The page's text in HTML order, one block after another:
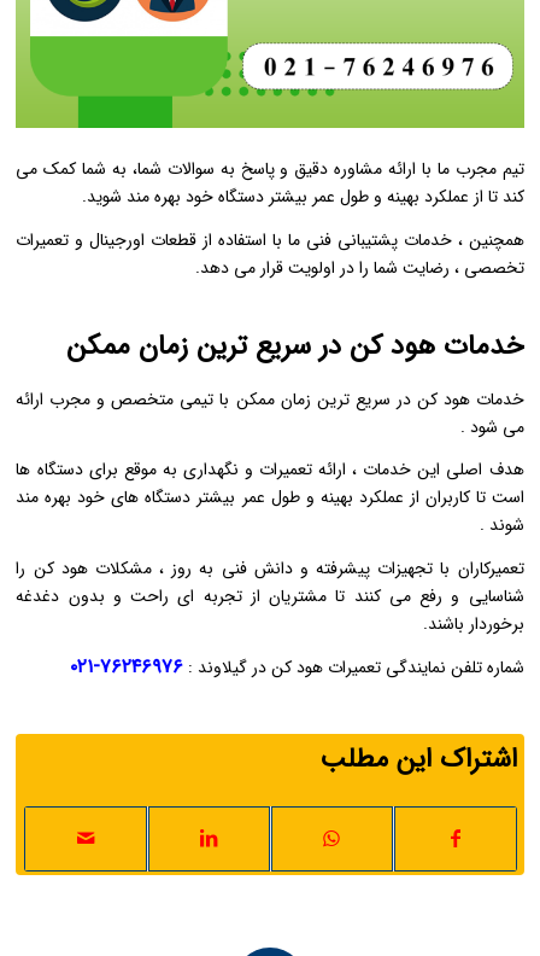
تیم مجرب ما با ارائه مشاوره دقیق و پاسخ به سوالات شما، به شما کمک می‌
کند تا از عملکرد بهینه و طول عمر بیشتر دستگاه خود بهره‌ مند شوید.
همچنین ، خدمات پشتیبانی فنی ما با استفاده از قطعات اورجینال و تعمیرات
تخصصی ، رضایت شما را در اولویت قرار می ‌دهد.
خدمات هود کن در سریع ترین زمان ممکن
خدمات هود کن در سریع‌ ترین زمان ممکن با تیمی متخصص و مجرب ارائه
می ‌شود .
هدف اصلی این خدمات ، ارائه تعمیرات و نگهداری به ‌موقع برای دستگاه‌ ها
است تا کاربران از عملکرد بهینه و طول عمر بیشتر دستگاه‌ های خود بهره‌ مند
شوند .
تعمیرکاران با تجهیزات پیشرفته و دانش فنی به‌ روز ، مشکلات هود کن را
شناسایی و رفع می ‌کنند تا مشتریان از تجربه‌ ای راحت و بدون دغدغه
برخوردار باشند.
شماره تلفن نمایندگی تعمیرات هود کن در گیلاوند :۷۶۲۴۶۹۷۶-۰۲۱
اشتراک این مطلب